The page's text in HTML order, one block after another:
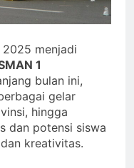
menjadi
1
bulan ini,
gelar
hingga
dan potensi siswa
kreativitas.